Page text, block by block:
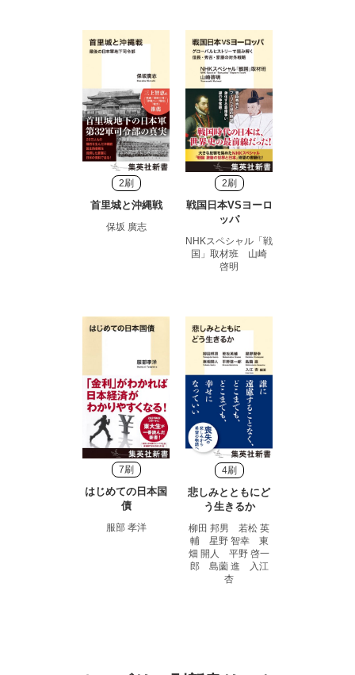
2刷
首里城と沖縄戦
保坂 廣志
2刷
戦国日本VSヨーロ
ッパ
NHKスペシャル「戦
国」取材班 山崎
啓明
7刷
はじめての日本国
債
服部 孝洋
4刷
悲しみとともにど
う生きるか
柳田 邦男 若松 英
輔 星野 智幸 東
畑 開人 平野 啓一
郎 島薗 進 入江
杏